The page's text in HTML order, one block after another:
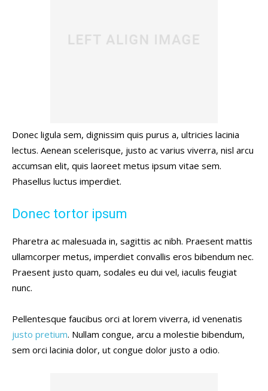
Donec ligula sem, dignissim quis purus a, ultricies lacinia
lectus. Aenean scelerisque, justo ac varius viverra, nisl arcu
accumsan elit, quis laoreet metus ipsum vitae sem.
Phasellus luctus imperdiet.
Donec tortor ipsum
Pharetra ac malesuada in, sagittis ac nibh. Praesent mattis
ullamcorper metus, imperdiet convallis eros bibendum nec.
Praesent justo quam, sodales eu dui vel, iaculis feugiat
nunc.
Pellentesque faucibus orci at lorem viverra, id venenatis
justo pretium. Nullam congue, arcu a molestie bibendum,
sem orci lacinia dolor, ut congue dolor justo a odio.